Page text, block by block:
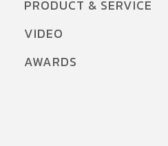
PRODUCT & SERVICE
VIDEO
AWARDS